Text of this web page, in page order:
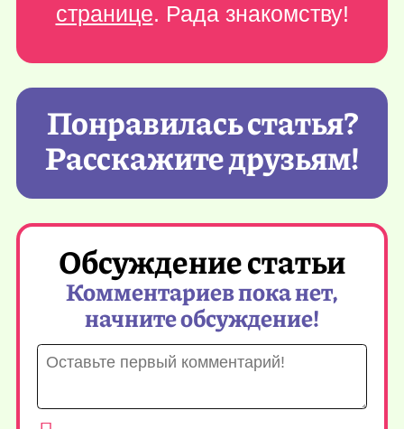
странице. Рада знакомству!
Понравилась статья?
Расскажите друзьям!
Обсуждение статьи
Комментариев пока нет,
начните обсуждение!